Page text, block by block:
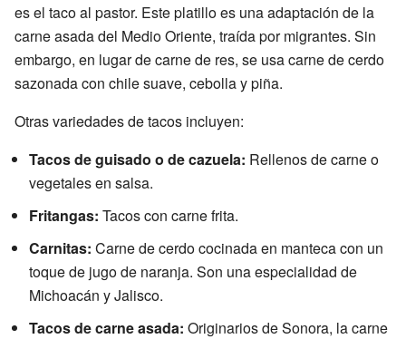
es el taco al pastor. Este platillo es una adaptación de la
carne asada del Medio Oriente, traída por migrantes. Sin
embargo, en lugar de carne de res, se usa carne de cerdo
sazonada con chile suave, cebolla y piña.
Otras variedades de tacos incluyen:
Tacos de guisado o de cazuela: Rellenos de carne o
vegetales en salsa.
Fritangas: Tacos con carne frita.
Carnitas: Carne de cerdo cocinada en manteca con un
toque de jugo de naranja. Son una especialidad de
Michoacán y Jalisco.
Tacos de carne asada: Originarios de Sonora, la carne